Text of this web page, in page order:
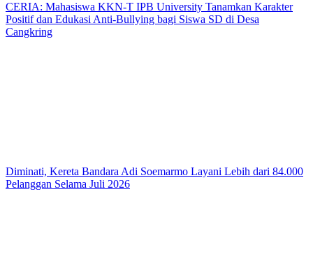
CERIA: Mahasiswa KKN-T IPB University Tanamkan Karakter
Positif dan Edukasi Anti-Bullying bagi Siswa SD di Desa
Cangkring
Diminati, Kereta Bandara Adi Soemarmo Layani Lebih dari 84.000
Pelanggan Selama Juli 2026